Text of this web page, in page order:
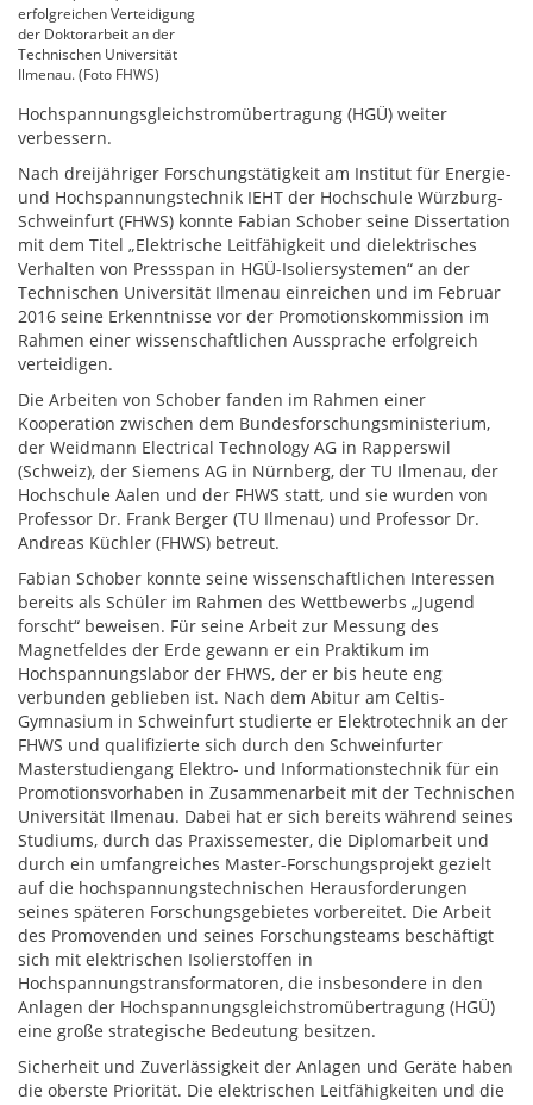
erfolgreichen Verteidigung
der Doktorarbeit an der
Technischen Universität
Ilmenau. (Foto FHWS)
Hochspannungsgleichstromübertragung (HGÜ) weiter
verbessern.
Nach dreijähriger Forschungstätigkeit am Institut für Energie-
und Hochspannungstechnik IEHT der Hochschule Würzburg-
Schweinfurt (FHWS) konnte Fabian Schober seine Dissertation
mit dem Titel „Elektrische Leitfähigkeit und dielektrisches
Verhalten von Pressspan in HGÜ-Isoliersystemen“ an der
Technischen Universität Ilmenau einreichen und im Februar
2016 seine Erkenntnisse vor der Promotionskommission im
Rahmen einer wissenschaftlichen Aussprache erfolgreich
verteidigen.
Die Arbeiten von Schober fanden im Rahmen einer
Kooperation zwischen dem Bundesforschungsministerium,
der Weidmann Electrical Technology AG in Rapperswil
(Schweiz), der Siemens AG in Nürnberg, der TU Ilmenau, der
Hochschule Aalen und der FHWS statt, und sie wurden von
Professor Dr. Frank Berger (TU Ilmenau) und Professor Dr.
Andreas Küchler (FHWS) betreut.
Fabian Schober konnte seine wissenschaftlichen Interessen
bereits als Schüler im Rahmen des Wettbewerbs „Jugend
forscht“ beweisen. Für seine Arbeit zur Messung des
Magnetfeldes der Erde gewann er ein Praktikum im
Hochspannungslabor der FHWS, der er bis heute eng
verbunden geblieben ist. Nach dem Abitur am Celtis-
Gymnasium in Schweinfurt studierte er Elektrotechnik an der
FHWS und qualifizierte sich durch den Schweinfurter
Masterstudiengang Elektro- und Informationstechnik für ein
Promotionsvorhaben in Zusammenarbeit mit der Technischen
Universität Ilmenau. Dabei hat er sich bereits während seines
Studiums, durch das Praxissemester, die Diplomarbeit und
durch ein umfangreiches Master-Forschungsprojekt gezielt
auf die hochspannungstechnischen Herausforderungen
seines späteren Forschungsgebietes vorbereitet. Die Arbeit
des Promovenden und seines Forschungsteams beschäftigt
sich mit elektrischen Isolierstoffen in
Hochspannungstransformatoren, die insbesondere in den
Anlagen der Hochspannungsgleichstromübertragung (HGÜ)
eine große strategische Bedeutung besitzen.
Sicherheit und Zuverlässigkeit der Anlagen und Geräte haben
die oberste Priorität. Die elektrischen Leitfähigkeiten und die